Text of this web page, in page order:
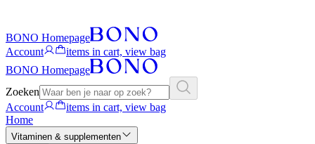
BONO Homepage
Account
items in cart, view bag
BONO Homepage
Zoeken
Account
items in cart, view bag
Home
Vitaminen & supplementen